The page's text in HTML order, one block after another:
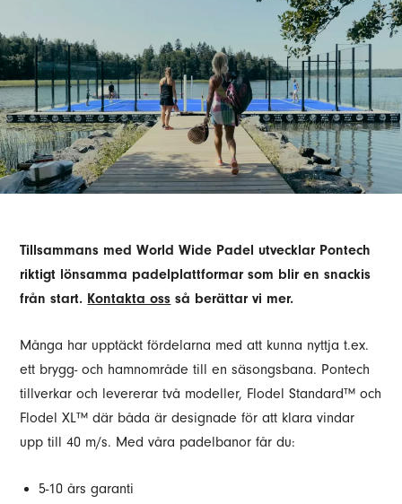
Tillsammans med World Wide Padel utvecklar Pontech
riktigt lönsamma padelplattformar som blir en snackis
från start. Kontakta oss så berättar vi mer.
Många har upptäckt fördelarna med att kunna nyttja t.ex.
ett brygg- och hamnområde till en säsongsbana. Pontech
tillverkar och levererar två modeller, Flodel Standard™ och
Flodel XL™ där båda är designade för att klara vindar
upp till 40 m/s. Med våra padelbanor får du:
5-10 års garanti